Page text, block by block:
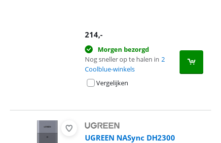
214,-
Morgen bezorgd
Nog sneller op te halen in 2
Coolblue-winkels
Vergelijken
UGREEN NASync DH2300